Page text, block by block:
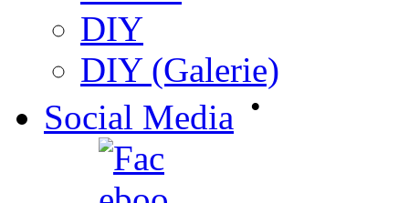
DIY
DIY (Galerie)
Social Media •